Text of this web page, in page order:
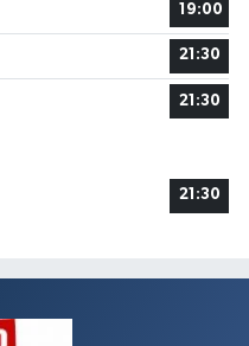
19:00
21:30
21:30
21:30